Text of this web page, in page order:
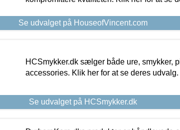
Se udvalget på HouseofVincent.com
HCSmykker.dk sælger både ure, smykker,
accessories. Klik her for at se deres udvalg.
Se udvalget på HCSmykker.dk